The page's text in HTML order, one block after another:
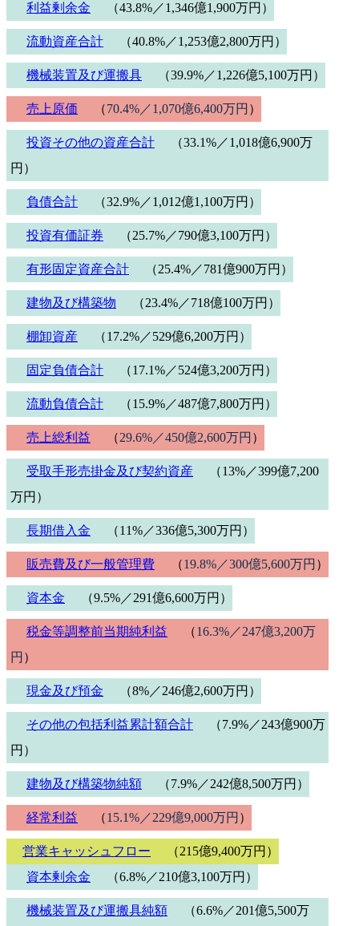
利益剰余金 （43.8%／1,346億1,900万円）
流動資産合計 （40.8%／1,253億2,800万円）
機械装置及び運搬具 （39.9%／1,226億5,100万円）
売上原価 （70.4%／1,070億6,400万円 ）
投資その他の資産合計
（33.1%／1,018億6,900万
円）
負債合計 （32.9%／1,012億1,100万円）
投資有価証券 （25.7%／790億3,100万円）
有形固定資産合計 （25.4%／781億900万円）
建物及び構築物 （23.4%／718億100万円）
棚卸資産 （17.2%／529億6,200万円）
固定負債合計 （17.1%／524億3,200万円）
流動負債合計 （15.9%／487億7,800万円）
売上総利益 （29.6%／450億2,600万円 ）
受取手形売掛金及び契約資産
（13%／399億7,200
万円）
長期借入金 （11%／336億5,300万円）
販売費及び一般管理費 （19.8%／300億5,600万円 ）
資本金 （9.5%／291億6,600万円）
税金等調整前当期純利益 （16.3%／247億3,200万
円 ）
現金及び預金 （8%／246億2,600万円）
その他の包括利益累計額合計
（7.9%／243億900万
円）
建物及び構築物純額 （7.9%／242億8,500万円）
経常利益 （15.1%／229億9,000万円 ）
営業キャッシュフロー
（215億9,400万円）
資本剰余金
（6.8%／210億3,100万円）
機械装置及び運搬具純額
（6.6%／201億5,500万